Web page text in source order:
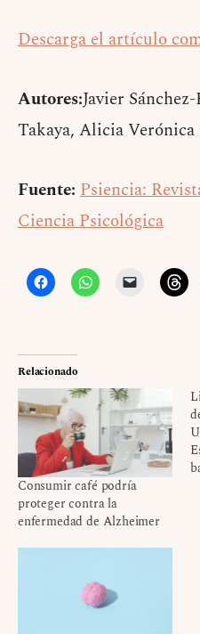
Descarga el artículo
Autores:Javier
Takaya, Alicia
Fuente: Psiencia:
Ciencia Psicológica
Relacionado
Consumir café podría
proteger contra la
enfermedad de Alzheimer